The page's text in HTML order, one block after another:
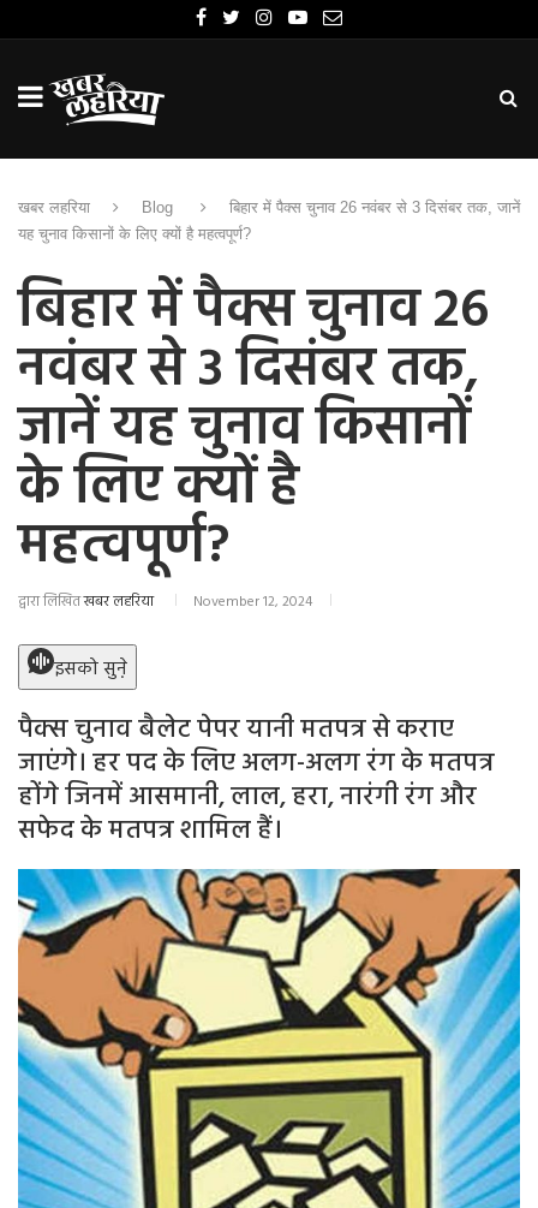
खबर लहरिया Blog
बिहार में पैक्स चुनाव 26 नवंबर से 3 दिसंबर तक, जानें
यह चुनाव किसानों के लिए क्यों है महत्वपूर्ण?
बिहार में पैक्स चुनाव 26
नवंबर से 3 दिसंबर तक,
जानें यह चुनाव किसानों
के लिए क्यों है
महत्वपूर्ण?
द्वारा लिखितखबर लहरिया November 12, 2024
इसको सुने़
पैक्स चुनाव बैलेट पेपर यानी मतपत्र से कराए
जाएंगे। हर पद के लिए अलग-अलग रंग के मतपत्र
होंगे जिनमें आसमानी, लाल, हरा, नारंगी रंग और
सफेद के मतपत्र शामिल हैं।